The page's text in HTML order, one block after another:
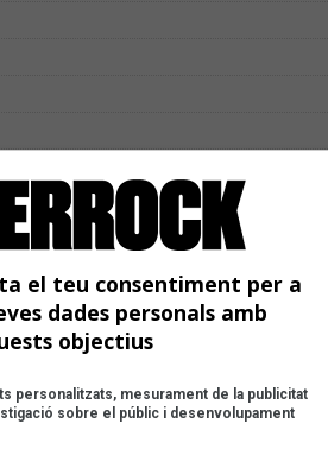
el teu consentiment per a
dades personals amb
objectius
personalitzats, mesurament de la publicitat
sobre el públic i desenvolupament